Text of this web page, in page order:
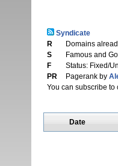
Syndicate
R
Domains
S
Famous and
F
Status: Fixed/
PR
Pagerank by
You can subscribe to
Date